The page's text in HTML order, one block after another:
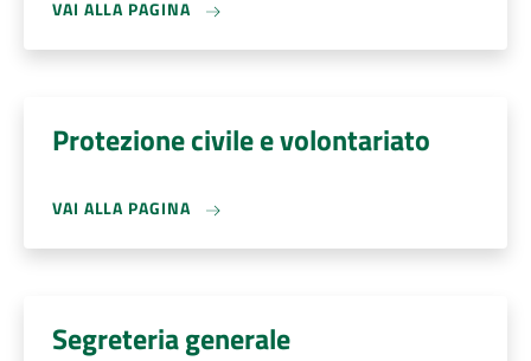
VAI ALLA PAGINA
Protezione civile e volontariato
VAI ALLA PAGINA
Segreteria generale